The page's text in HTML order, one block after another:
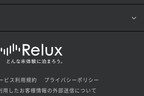
ビス利用規約
プライバシーポリシー
したお客様情報の外部送信について